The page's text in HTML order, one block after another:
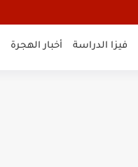
فيزا الدراسة أخبار الهجرة